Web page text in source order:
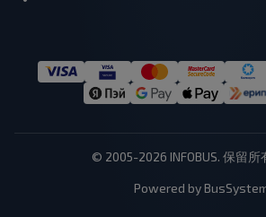
© 2005-2026 INFOBUS. 保留所
Powered by